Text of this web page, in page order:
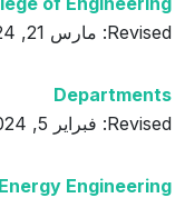
Revised: مارس 21, 2024, 3:11 م
Departments
Revised: فبراير 5, 2024, 6:26 ص
Energy Engineering